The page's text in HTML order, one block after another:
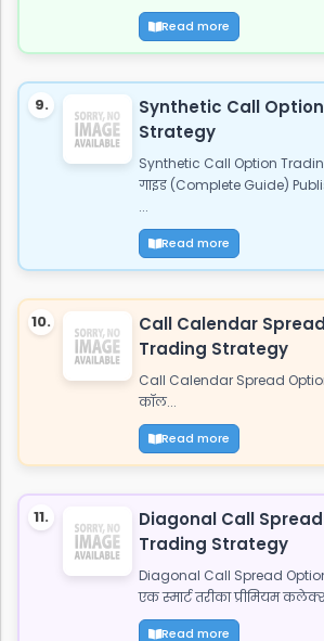
Read more
9.
Synthetic Call
Strategy
Synthetic Call Option
गाइड (Complete Guide)
...
Read more
10.
Call Calendar
Trading Strategy
Call Calendar Spread
कॉल...
Read more
11.
Diagonal Call
Trading Strategy
Diagonal Call Spread
एक स्मार्ट तरीका प्रीमियम
Read more